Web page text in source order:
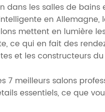
Rail de
dans les salles de
en
mettent en lumière
ce qui en fait des
et les constructeurs
7 meilleurs salons
essentiels, ce que